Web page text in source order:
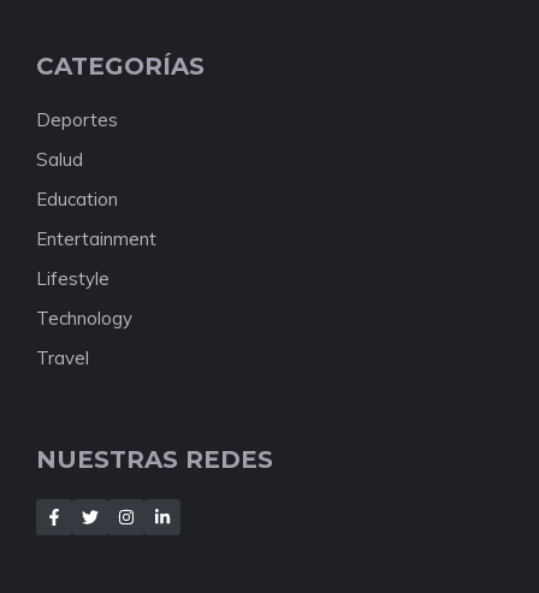
CATEGORÍAS
Deportes
Salud
Education
Entertainment
Lifestyle
Technology
Travel
NUESTRAS REDES